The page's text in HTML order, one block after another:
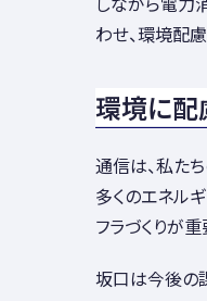
わせ、環境配
環境に配
通信は、私た
多くのエネル
フラづくりが重
坂口は今後の